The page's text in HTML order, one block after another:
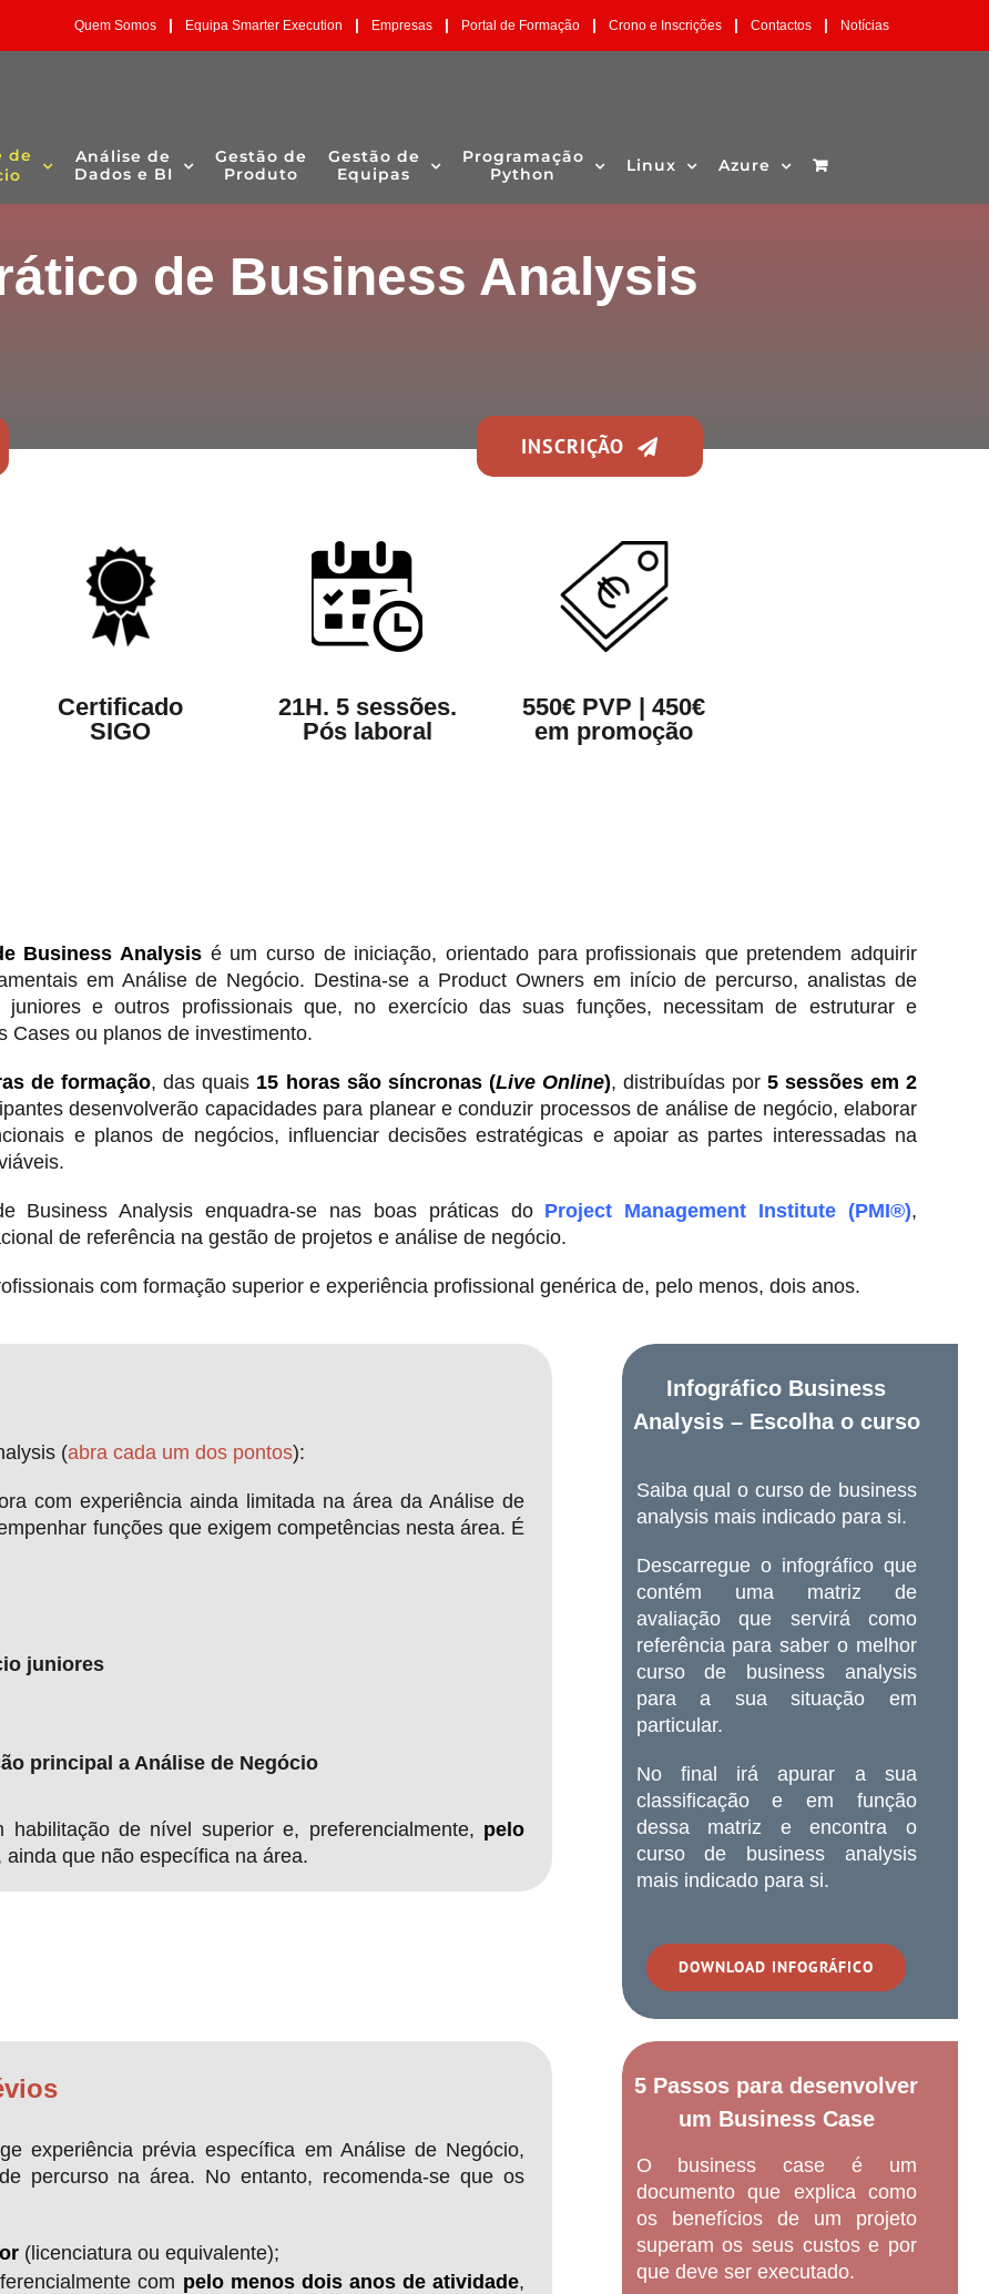
Quem Somos | Equipa Smarter Execution | Empresas | Portal de Formação | Crono e Inscrições | Contactos | Notícias
de
Análise de
Dados e BI
Gestão de
Produto
Gestão de
Equipas
Programação
Python
Linux Azure
de Business Analysis
INSCRIÇÃO
Certificado
SIGO
21H. 5 sessões.
Pós laboral
550€ PVP | 450€
em promoção
Business Analysis é um curso de iniciação, orientado para profissionais que pretendem adquirir
em Análise de Negócio. Destina-se a Product Owners em início de percurso, analistas de
juniores e outros profissionais que, no exercício das suas funções, necessitam de estruturar e
Cases ou planos de investimento.
de formação, das quais 15 horas são síncronas (Live Online), distribuídas por 5 sessões em 2
desenvolverão capacidades para planear e conduzir processos de análise de negócio, elaborar
e planos de negócios, influenciar decisões estratégicas e apoiar as partes interessadas na
Business Analysis enquadra-se nas boas práticas do Project Management Institute (PMI®),
de referência na gestão de projetos e análise de negócio.
com formação superior e experiência profissional genérica de, pelo menos, dois anos.
(abra cada um dos pontos):
com experiência ainda limitada na área da Análise de
funções que exigem competências nesta área. É
juniores
principal a Análise de Negócio
de nível superior e, preferencialmente, pelo
ainda que não específica na área.
Infográfico Business
Analysis – Escolha o curso
Saiba qual o curso de business
analysis mais indicado para si.
Descarregue o infográfico que
contém uma matriz de
avaliação que servirá como
referência para saber o melhor
curso de business analysis
para a sua situação em
particular.
No final irá apurar a sua
classificação e em função
dessa matriz e encontra o
curso de business analysis
mais indicado para si.
DOWNLOAD INFOGRÁFICO
experiência prévia específica em Análise de Negócio,
percurso na área. No entanto, recomenda-se que os
(licenciatura ou equivalente);
com pelo menos dois anos de atividade,
5 Passos para desenvolver
um Business Case
O business case é um
documento que explica como
os benefícios de um projeto
superam os seus custos e por
que deve ser executado.